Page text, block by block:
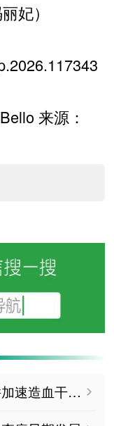
妃）
来源：
ꔷ 心理压力可改变肠道微生物并加速造血干细胞衰老